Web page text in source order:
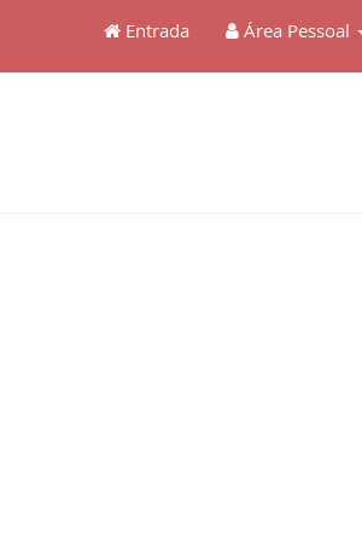
Entrada Área Pessoal